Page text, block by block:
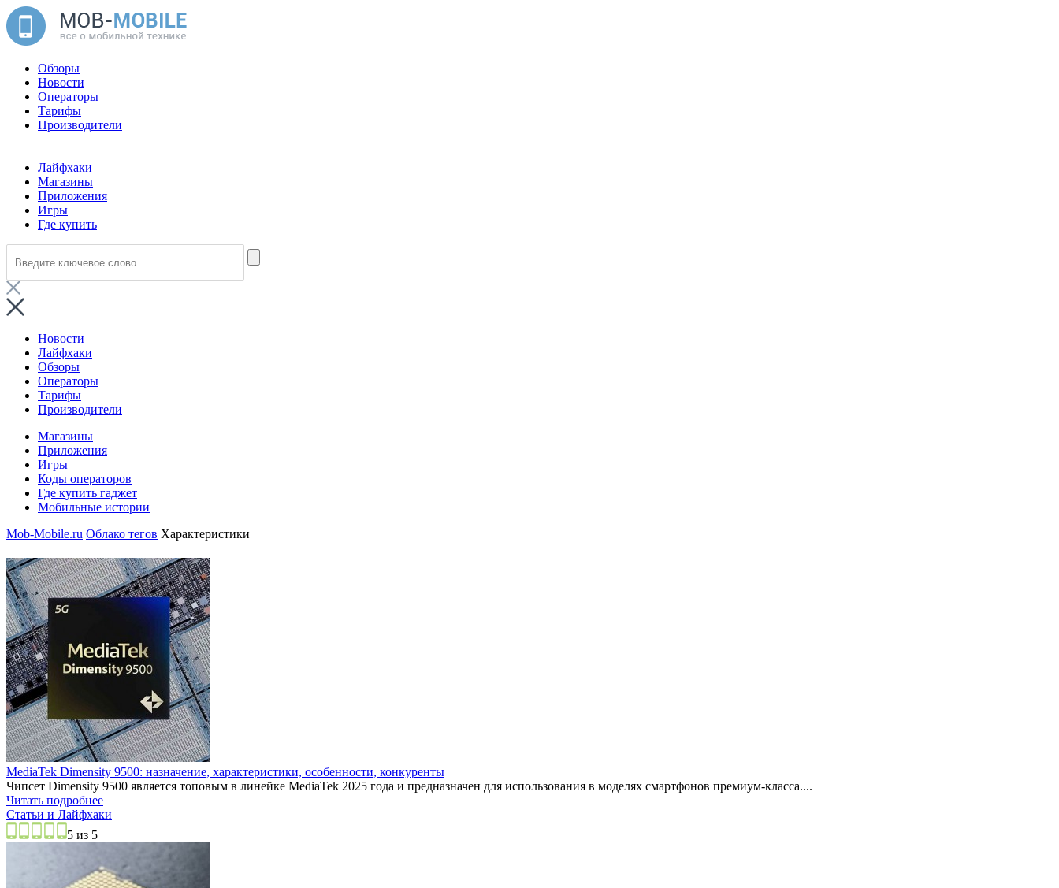
Обзоры
Новости
Операторы
Тарифы
Производители
Лайфхаки
Магазины
Приложения
Игры
Где купить
Новости
Лайфхаки
Обзоры
Операторы
Тарифы
Производители
Магазины
Приложения
Игры
Коды операторов
Где купить гаджет
Мобильные истории
Mob-Mobile.ru Облако тегов Характеристики
MediaTek Dimensity 9500: назначение, характеристики, особенности, конкуренты
Чипсет Dimensity 9500 является топовым в линейке MediaTek 2025 года и предназначен для использования в моделях смартфонов премиум-класса....
Читать подробнее
Статьи и Лайфхаки
5 из 5